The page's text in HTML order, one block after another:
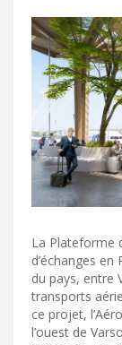
La Plateforme
d’échanges
du pays, entre
transports
ce projet,
l’ouest de